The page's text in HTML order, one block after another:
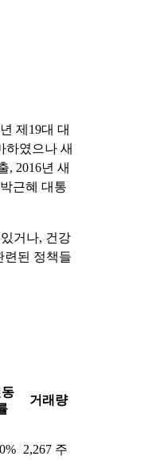
제19대 대
하였으나 새
, 2016년 새
근혜 대통
거나, 건강
련된 정책들
거래량
2,267 주